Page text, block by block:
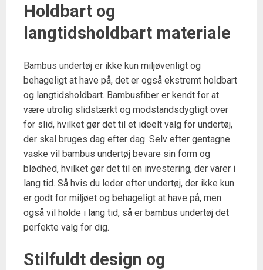
Holdbart og
langtidsholdbart materiale
Bambus undertøj er ikke kun miljøvenligt og
behageligt at have på, det er også ekstremt holdbart
og langtidsholdbart. Bambusfiber er kendt for at
være utrolig slidstærkt og modstandsdygtigt over
for slid, hvilket gør det til et ideelt valg for undertøj,
der skal bruges dag efter dag. Selv efter gentagne
vaske vil bambus undertøj bevare sin form og
blødhed, hvilket gør det til en investering, der varer i
lang tid. Så hvis du leder efter undertøj, der ikke kun
er godt for miljøet og behageligt at have på, men
også vil holde i lang tid, så er bambus undertøj det
perfekte valg for dig.
Stilfuldt design og